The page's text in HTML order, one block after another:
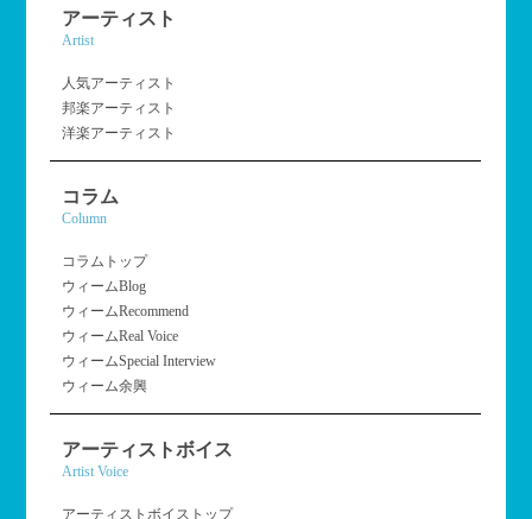
アーティスト
Artist
人気アーティスト
邦楽アーティスト
洋楽アーティスト
コラム
Column
コラムトップ
ウィームBlog
ウィームRecommend
ウィームReal Voice
ウィームSpecial Interview
ウィーム余興
アーティストボイス
Artist Voice
アーティストボイストップ